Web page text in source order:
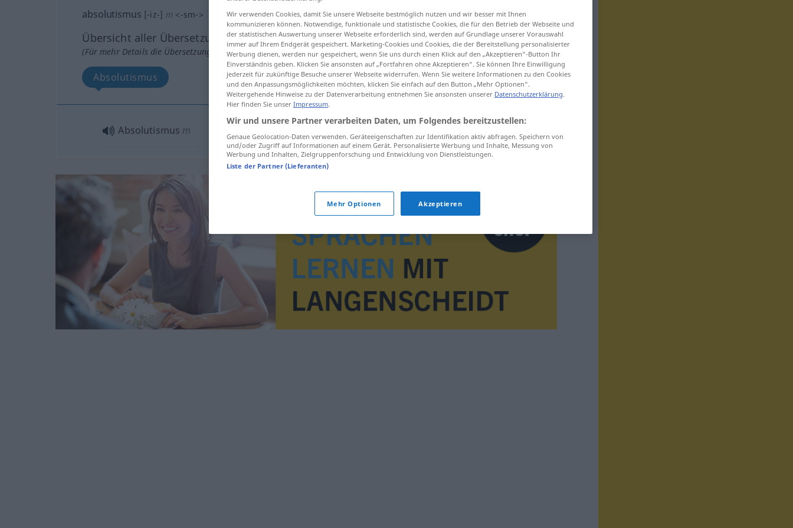
absolutismus [-iz-] m <-sm->
Übersicht aller Übersetzungen
(Für mehr Details die Übersetzung anklicken/antippen)
Absolutismus
Absolutismus m
Wir verwenden Cookies, damit Sie unsere Webseite bestmöglich nutzen und wir besser mit Ihnen
kommunizieren können. Notwendige, funktionale und statistische Cookies, die für den Betrieb der Webseite und
der statistischen Auswertung unserer Webseite erforderlich sind, werden auf Grundlage unserer Vorauswahl
immer auf Ihrem Endgerät gespeichert. Marketing-Cookies und Cookies, die der Bereitstellung personalisierter
Werbung dienen, werden nur gespeichert, wenn Sie uns durch einen Klick auf den „Akzeptieren“-Button Ihr
Einverständnis geben. Klicken Sie ansonsten auf „Fortfahren ohne Akzeptieren“. Sie können Ihre Einwilligung
jederzeit für zukünftige Besuche unserer Webseite widerrufen. Wenn Sie weitere Informationen zu den Cookies
und den Anpassungsmöglichkeiten möchten, klicken Sie einfach auf den Button „Mehr Optionen“.
Weitergehende Hinweise zu der Datenverarbeitung entnehmen Sie ansonsten unserer Datenschutzerklärung.
Hier finden Sie unser Impressum.
Wir und unsere Partner verarbeiten Daten, um Folgendes bereitzustellen:
Genaue Geolocation-Daten verwenden. Geräteeigenschaften zur Identifikation aktiv abfragen. Speichern von
und/oder Zugriff auf Informationen auf einem Gerät. Personalisierte Werbung und Inhalte, Messung von
Werbung und Inhalten, Zielgruppenforschung und Entwicklung von Dienstleistungen.
Liste der Partner (Lieferanten)
Mehr Optionen Akzeptieren